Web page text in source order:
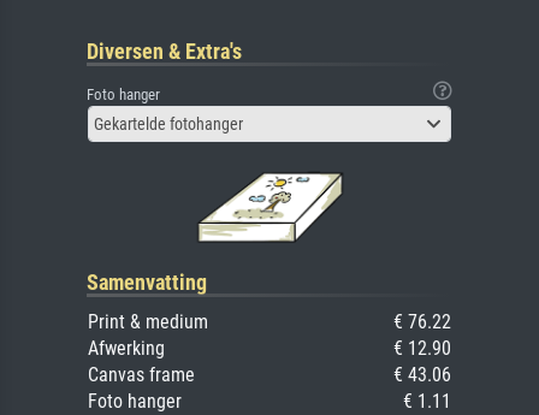
Diversen & Extra's
Foto hanger
Gekartelde fotohanger
Samenvatting
Print & medium
€ 76.22
Afwerking
€ 12.90
Canvas frame
€ 43.06
Foto hanger
€ 1.11